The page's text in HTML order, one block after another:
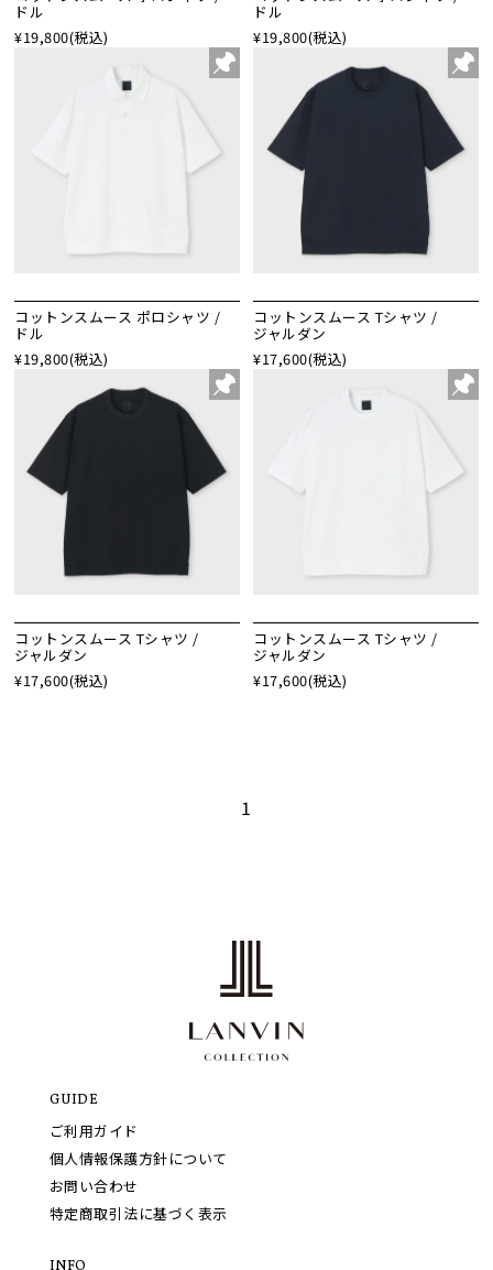
ドル
¥19,800(税込)
ドル
¥19,800(税込)
コットンスムース ポロシャツ /
ドル
¥19,800(税込)
コットンスムース Tシャツ /
ジャルダン
¥17,600(税込)
コットンスムース Tシャツ /
ジャルダン
¥17,600(税込)
コットンスムース Tシャツ /
ジャルダン
¥17,600(税込)
1
GUIDE
ご利用ガイド
個人情報保護方針について
お問い合わせ
特定商取引法に基づく表示